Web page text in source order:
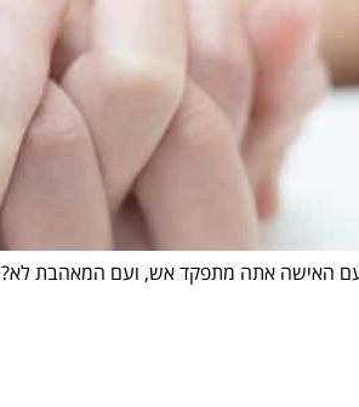
האישה אתה מתפקד אש, ועם המאהבת לא?